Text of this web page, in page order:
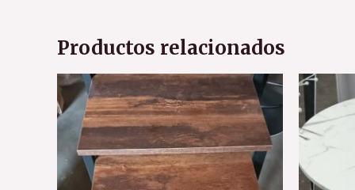
Productos relacionados